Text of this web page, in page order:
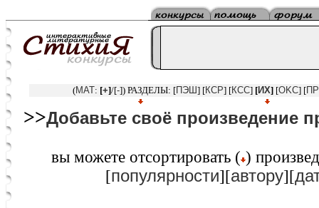
(MAT: [+]/[-]) РАЗДЕЛЫ: [ПЭШ] [КСР] [КСС] [ИХ][OKC] [
>>Добавьте своё произведение
вы можете отcортировать ( )
[популярности][автору][